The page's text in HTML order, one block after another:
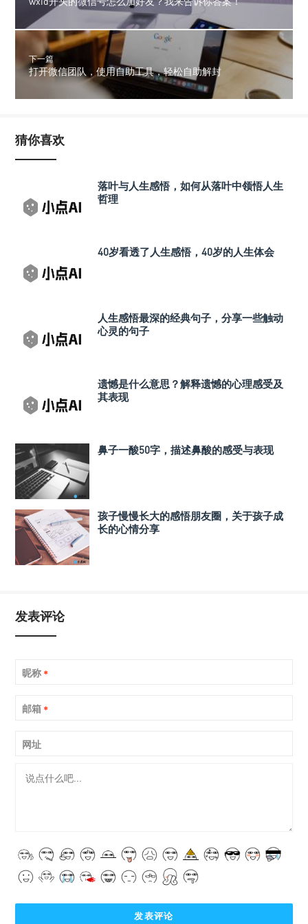
下一篇
打开微信团队，使用自助工具，轻松自助解封
猜你喜欢
落叶与人生感悟，如何从落叶中领悟人生
哲理
40岁看透了人生感悟，40岁的人生体会
人生感悟最深的经典句子，分享一些触动
心灵的句子
遗憾是什么意思？解释遗憾的心理感受及
其表现
鼻子一酸50字，描述鼻酸的感受与表现
孩子慢慢长大的感悟朋友圈，关于孩子成
长的心情分享
发表评论
昵称 *
邮箱 *
网址